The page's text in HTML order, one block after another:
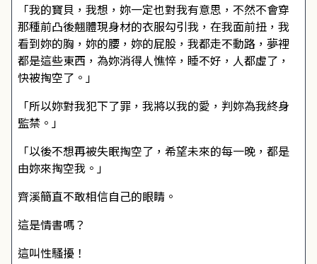
「我的寶貝，我想，妳一定也對我有意思，不然不會穿
那種前凸後翹體現身材的衣服勾引我，在我面前扭，我
看到妳的胸，妳的腰，妳的屁股，我都走不動路，夢裡
都是這些東西，為妳消得人憔悴，睡不好，人都虛了，
快被掏空了。」
「所以妳對我犯下了罪，我將以我的愛，判妳為我終身
監禁。」
「以後不想再被失眠掏空了，希望未來的每一晚，都是
由妳來掏空我。」
齊溪簡直不敢相信自己的眼睛。
這是情書嗎？
這叫性騷擾！